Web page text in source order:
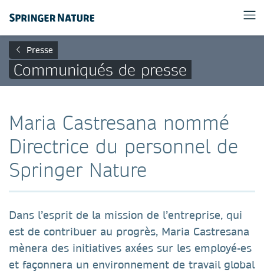
Presse
Communiqués de presse
Maria Castresana nommé
Directrice du personnel de
Springer Nature
Dans l’esprit de la mission de l’entreprise, qui
est de contribuer au progrès, Maria Castresana
mènera des initiatives axées sur les employé-es
et façonnera un environnement de travail global